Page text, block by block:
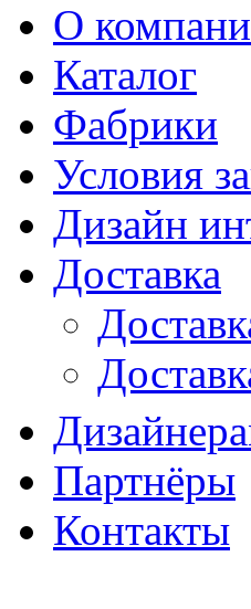
О
Каталог
Фабрики
Условия
Дизайн
Доставка
Партнёры
Контакты